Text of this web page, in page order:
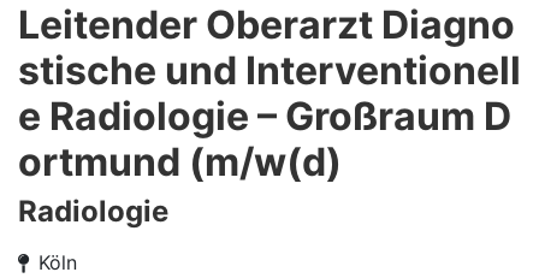
Leitender Oberarzt Diagno
stische und Interventionell
e Radiologie – Großraum D
ortmund (m/w(d)
Radiologie
Köln